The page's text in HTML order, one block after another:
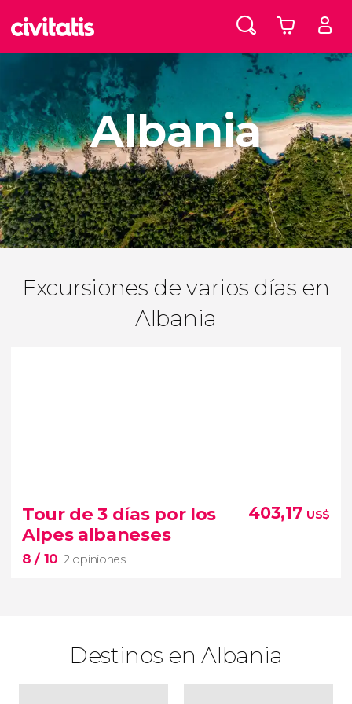
Albania
Excursiones de varios días en
Albania
Tour de 3 días por los
Alpes albaneses
8/ 10 2 opiniones
403,17 US$
Destinos en Albania